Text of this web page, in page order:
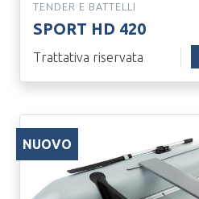
TENDER E BATTELLI
SPORT HD 420
Trattativa riservata
NUOVO